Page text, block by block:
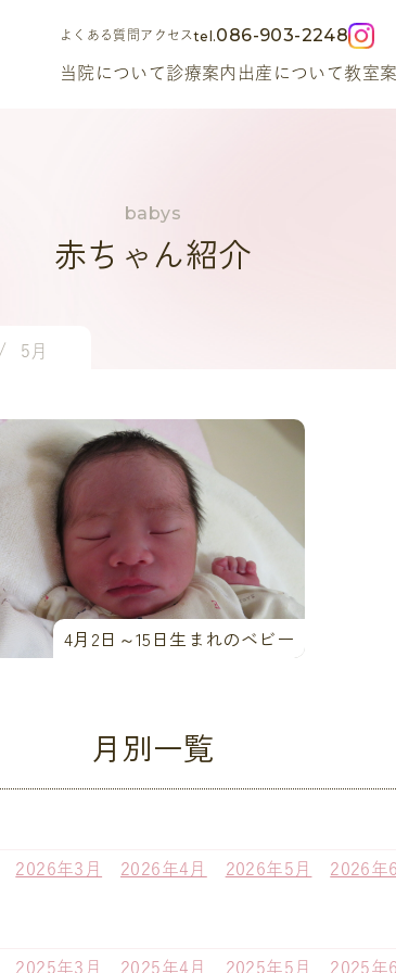
よくある質問 アクセス 086-903-2248
当院について診療案内 出産について教室
赤ちゃん紹介
5月
4月2日～15日生まれのベビー
月別一覧
2026年3月 2026年4月 2026年5月
2026年
2025年3月 2025年4月 2025年5月
2025年